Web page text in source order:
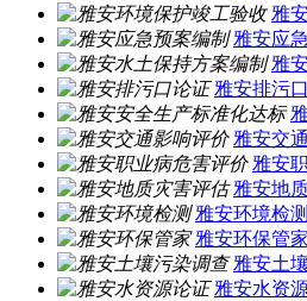
雅
雅安应
雅
雅安排污
雅安交
雅安
雅安地
雅安环境检测
雅安环保管家
雅安土
雅安水资